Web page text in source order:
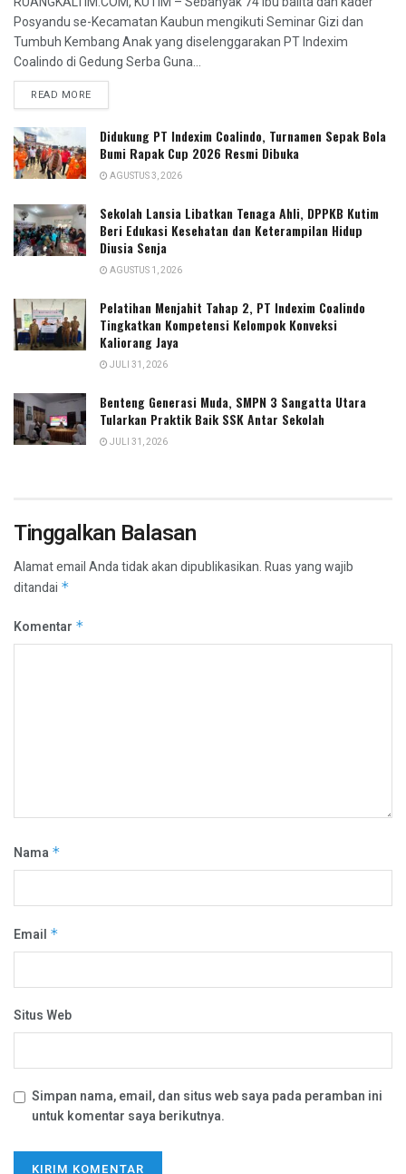
Posyandu se-Kecamatan Kaubun mengikuti Seminar Gizi dan
Tumbuh Kembang Anak yang diselenggarakan PT Indexim
Coalindo di Gedung Serba Guna...
READ MORE
Didukung PT Indexim Coalindo, Turnamen Sepak Bola
Bumi Rapak Cup 2026 Resmi Dibuka
AGUSTUS 3, 2026
Sekolah Lansia Libatkan Tenaga Ahli, DPPKB Kutim
Beri Edukasi Kesehatan dan Keterampilan Hidup
Diusia Senja
AGUSTUS 1, 2026
Pelatihan Menjahit Tahap 2, PT Indexim Coalindo
Tingkatkan Kompetensi Kelompok Konveksi
Kaliorang Jaya
JULI 31, 2026
Benteng Generasi Muda, SMPN 3 Sangatta Utara
Tularkan Praktik Baik SSK Antar Sekolah
JULI 31, 2026
Tinggalkan Balasan
Alamat email Anda tidak akan dipublikasikan.Ruas yang wajib
ditandai *
Komentar *
Nama *
Email *
Situs Web
Simpan nama, email, dan situs web saya pada peramban ini
untuk komentar saya berikutnya.